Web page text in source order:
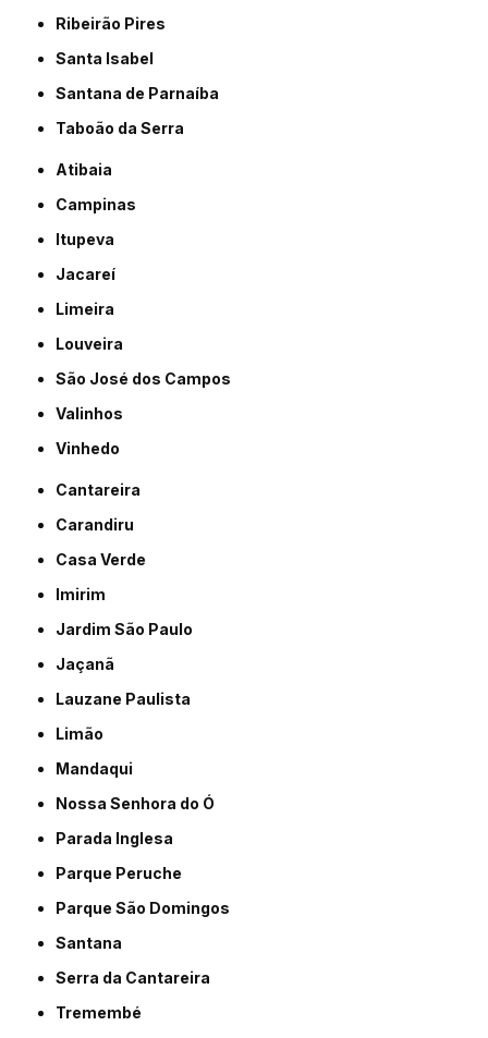
Ribeirão Pires
Santa Isabel
Santana de Parnaíba
Taboão da Serra
Atibaia
Campinas
Itupeva
Jacareí
Limeira
Louveira
São José dos Campos
Valinhos
Vinhedo
Cantareira
Carandiru
Casa Verde
Imirim
Jardim São Paulo
Jaçanã
Lauzane Paulista
Limão
Mandaqui
Nossa Senhora do Ó
Parada Inglesa
Parque Peruche
Parque São Domingos
Santana
Serra da Cantareira
Tremembé